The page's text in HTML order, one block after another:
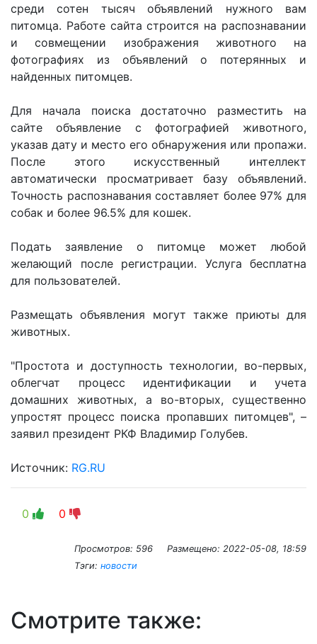
среди сотен тысяч объявлений нужного вам
питомца. Работе сайта строится на распознавании
и совмещении изображения животного на
фотографиях из объявлений о потерянных и
найденных питомцев.
Для начала поиска достаточно разместить на
сайте объявление с фотографией животного,
указав дату и место его обнаружения или пропажи.
После этого искусственный интеллект
автоматически просматривает базу объявлений.
Точность распознавания составляет более 97% для
собак и более 96.5% для кошек.
Подать заявление о питомце может любой
желающий после регистрации. Услуга бесплатна
для пользователей.
Размещать объявления могут также приюты для
животных.
"Простота и доступность технологии, во-первых,
облегчат процесс идентификации и учета
домашних животных, а во-вторых, существенно
упростят процесс поиска пропавших питомцев", –
заявил президент РКФ Владимир Голубев.
Источник: RG.RU
0 0
Просмотров: 596 Размещено: 2022-05-08, 18:59
Тэги: новости
Смотрите также: